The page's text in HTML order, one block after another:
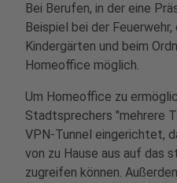
Bei Berufen, in der eine
Beispiel bei der
Kindergärten und beim
Homeoffice möglich.
Um Homeoffice zu
Stadtsprechers "mehrere
VPN-Tunnel eingerichtet,
von zu Hause aus auf das
zugreifen können.